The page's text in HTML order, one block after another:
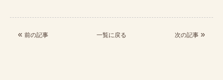
«前の記事 一覧に戻る 次の記事»